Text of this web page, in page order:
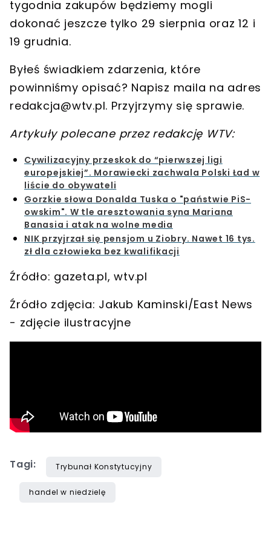
tygodnia zakupów będziemy mogli
dokonać jeszcze tylko 29 sierpnia oraz 12 i
19 grudnia.
Byłeś świadkiem zdarzenia, które
powinniśmy opisać? Napisz maila na adres
redakcja@wtv.pl. Przyjrzymy się sprawie.
Artykuły polecane przez redakcję WTV:
Cywilizacyjny przeskok do “pierwszej ligi
europejskiej”. Morawiecki zachwala Polski Ład w
liście do obywateli
Gorzkie słowa Donalda Tuska o "państwie PiS-
owskim". W tle aresztowania syna Mariana
Banasia i atak na wolne media
NIK przyjrzał się pensjom u Ziobry. Nawet 16 tys.
zł dla człowieka bez kwalifikacji
Źródło: gazeta.pl, wtv.pl
Źródło zdjęcia: Jakub Kaminski/East News
- zdjęcie ilustracyjne
Tagi: Trybunał Konstytucyjny
handel w niedzielę